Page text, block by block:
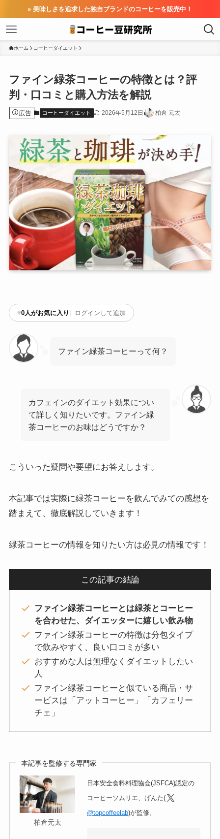
» 美味しさを追求した独自ブランドのコーヒーを販売中！
ホーム コーヒーダイエット
ファイン緑茶コーヒーの特徴とは？評
判・口コミと購入方法を解説
広告 コーヒーダイエット 2026年5月12日 柏倉 元太
♥0人がお気に入り ログインして追加
ファイン緑茶コーヒーって何？
カフェインのダイエット効果につい
て詳しく知りたいです。ファイン緑
茶コーヒーのお味はどうですか？
こういった疑問や要望にお答えします。
本記事では実際に緑茶コーヒーを飲んでみての感想を
踏まえて、徹底解説していきます！
緑茶コーヒーの情報を知りたい方は必見の情報です！
この記事の結論
ファイン緑茶コーヒーとは緑茶とコーヒー
を合わせた、ダイエッターに嬉しい飲み物
ファイン緑茶コーヒーの特徴は分包タイプ
で飲みやすく、良い口コミが多い
おすすめな人は無理なくダイエットしたい
人
ファイン緑茶コーヒーと似ている商品・サ
ービスは「アットコーヒー」「カフェリー
チェ」
本記事を監修する専門家
柏倉元太
日本安全食料料理協会(JSFCA)認定の
コーヒーソムリエ、げんた(
@topcoffeelab)が監修。